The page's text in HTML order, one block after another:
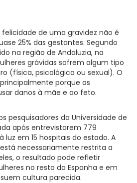
felicidade de uma gravidez não é
25% das gestantes. Segundo
na região de Andaluzia, na
grávidas sofrem algum tipo
(física, psicológica ou sexual). O
porque as
danos à mãe e ao feto.
pesquisadores da Universidade de
após entrevistarem 779
luz em 15 hospitais do estado. A
necessariamente restrita a
o resultado pode refletir
no resto da Espanha e em
cultura parecida.